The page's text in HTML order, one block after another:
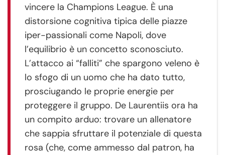
vincere la Champions League. È una
distorsione cognitiva tipica delle piazze
iper-passionali come Napoli, dove
l’equilibrio è un concetto sconosciuto.
L’attacco ai “falliti” che spargono veleno è
lo sfogo di un uomo che ha dato tutto,
prosciugando le proprie energie per
proteggere il gruppo. De Laurentiis ora ha
un compito arduo: trovare un allenatore
che sappia sfruttare il potenziale di questa
rosa (che, come ammesso dal patron, ha